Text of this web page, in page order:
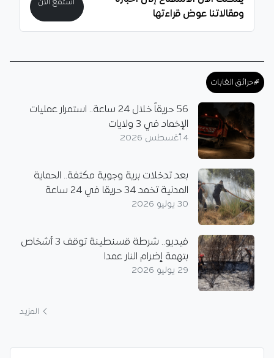
ومقالاتنا عوض قراءتها
استمع الآن
#حرائق الغابات
56 حريقاً خلال 24 ساعة.. استمرار عمليات
الإخماد في 3 ولايات
4 أغسطس 2026
بعد تدخلات برية وجوية مكثفة.. الحماية
المدنية تخمد 34 حريقا في 24 ساعة
30 يوليو 2026
فيديو.. شرطة قسنطينة توقف 3 أشخاص
بتهمة إضرام النار عمدا
29 يوليو 2026
المزيد